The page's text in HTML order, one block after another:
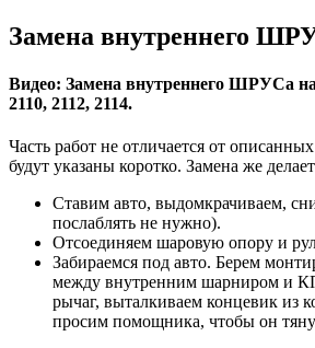
Замена внутреннего
Видео: Замена внутреннего ШРУСа
2110, 2112, 2114.
Часть работ не отличается от
будут указаны коротко. Замена же
Ставим авто, выдомкрачиваем,
послаблять не нужно).
Отсоединяем шаровую опору и
Забираемся под авто. Берем
между внутренним шарниром и
рычаг, выталкиваем концевик из
просим помощника, чтобы он